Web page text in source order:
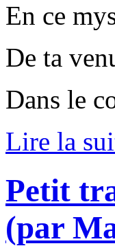
En ce
De ta
Dans le
Lire la
Petit
(par